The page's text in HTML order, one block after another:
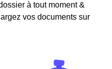
à tout moment &
vos documents sur